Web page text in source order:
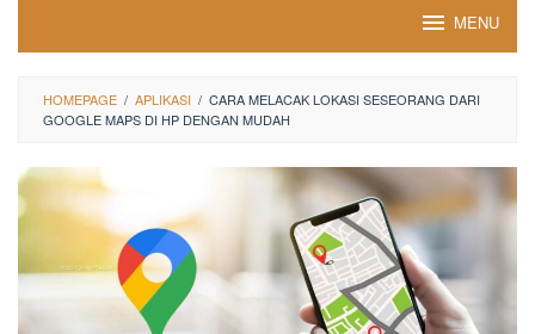
MENU
HOMEPAGE / APLIKASI / CARA MELACAK LOKASI SESEORANG DARI
GOOGLE MAPS DI HP DENGAN MUDAH